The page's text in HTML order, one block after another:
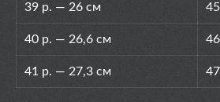
39 р. — 26 см
40 р. — 26,6 см
41 р. — 27,3 см